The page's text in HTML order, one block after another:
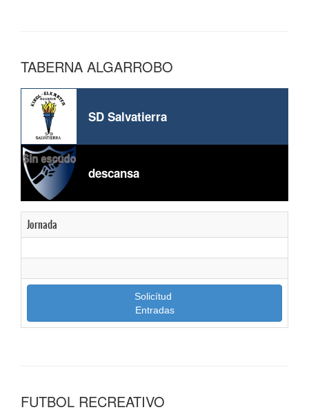
TABERNA ALGARROBO
SD Salvatierra
descansa
Jornada
Solicítud
Entradas
FUTBOL RECREATIVO